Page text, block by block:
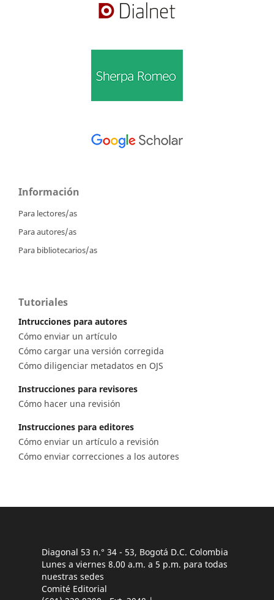
Información
Para lectores/as
Para autores/as
Para bibliotecarios/as
Tutoriales
Intrucciones para autores
Cómo enviar un artículo
Cómo cargar una versión corregida
Cómo diligenciar metadatos en OJS
Instrucciones para revisores
Cómo hacer una revisión
Instrucciones para editores
Cómo enviar un artículo a revisión
Cómo enviar correcciones a los autores
Diagonal 53 n.° 34 - 53, Bogotá D.C. Colombia
Lunes a viernes 8.00 a.m. a 5 p.m. para todas
nuestras sedes
Comité Editorial